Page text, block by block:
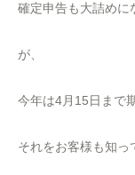
確定申告も大詰めに
が、
今年は4月15日まで
それをお客様も知っ